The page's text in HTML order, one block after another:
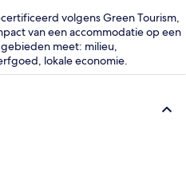
volgens Green Tourism,
van een accommodatie op een
meet: milieu,
lokale economie.